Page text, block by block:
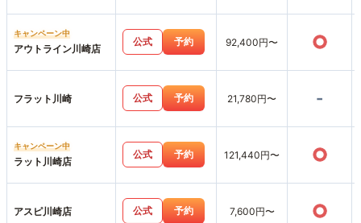
キャンペーン中
アウトライン川崎店
公式 予約 92,400円〜 ○
フラット川崎 公式 予約 21,780円〜 -
キャンペーン中
ラット川崎店
公式 予約 121,440円〜 ○
アスピ川崎店 公式 予約 7,600円〜 ○